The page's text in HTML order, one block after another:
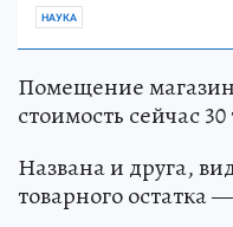
НАУКА
Помещение
стоимость сейчас
Названа и друга,
товарного остатка